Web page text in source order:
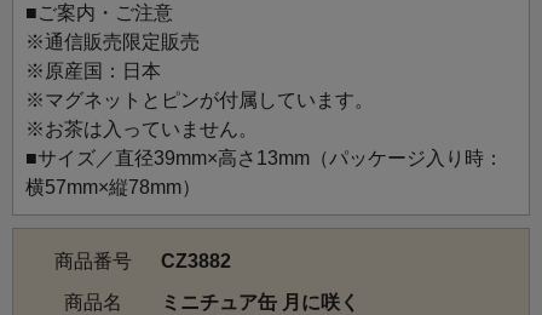
お気に入りのバッグにつけて、マグネットボードに飾っ
て、お好みのスタイルでお楽しみください。
「襲の色目（かさねのいろめ）」の色彩と、色の重なり
や、布の織りの美しさを表現したデザインです。
色の向こうに月の光に照らされたキンモクセイが覗く、雅
なイメージのデザインです。
■ご案内・ご注意
※通信販売限定販売
※原産国：日本
※マグネットとピンが付属しています。
※お茶は入っていません。
■サイズ／直径39mm×高さ13mm（パッケージ入り時：
横57mm×縦78mm）
商品番号
CZ3882
商品名
ミニチュア缶 月に咲く